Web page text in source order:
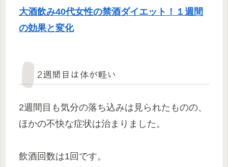
大酒飲み40代女性の禁酒ダイエット！１週間
の効果と変化
2週間目は体が軽い
2週間目も気分の落ち込みは見られたものの、
ほかの不快な症状は治まりました。
飲酒回数は1回です。